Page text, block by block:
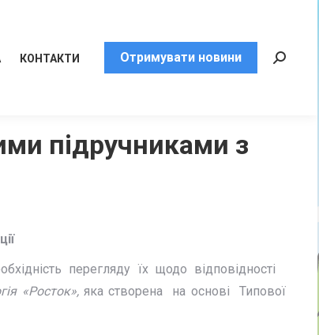
КОНТАКТИ Отримувати новини Пошук:
підручниками з
перегляду їх щодо відповідності
«Росток», яка створена на основі Типової